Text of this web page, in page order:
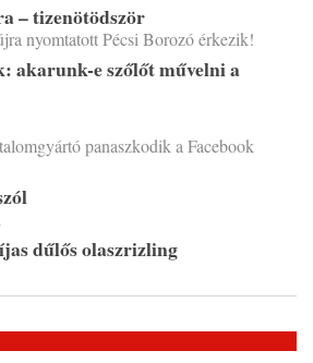
– tizenötödször
nyomtatott Pécsi Borozó érkezik!
akarunk-e szőlőt művelni a
panaszkodik a Facebook
dűlős olaszrizling